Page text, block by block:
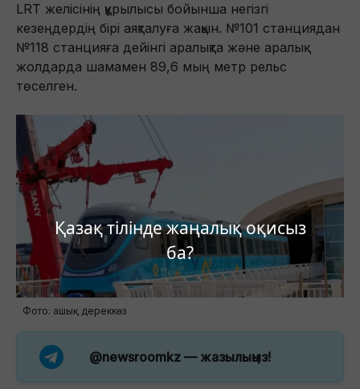
Қазақ тілінде жаңалық оқисыз
ба?
LRT желісінің құрылысы бойынша негізгі
кезеңдердің бірі аяқталуға жақын. №101 станциядан
№118 станцияға дейінгі аралықта және аралық
жолдарда шамамен 89,6 мың метр рельс
төселген.
Фото: ашық дереккөз
@newsroomkz — жазылыңыз!